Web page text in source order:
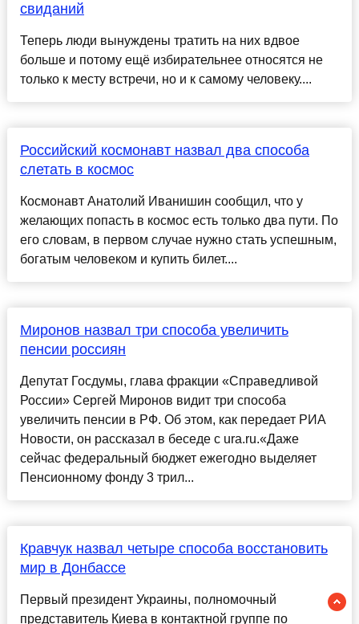
свиданий
Теперь люди вынуждены тратить на них вдвое
больше и потому ещё избирательнее относятся не
только к месту встречи, но и к самому человеку....
Российский космонавт назвал два способа
слетать в космос
Космонавт Анатолий Иванишин сообщил, что у
желающих попасть в космос есть только два пути. По
его словам, в первом случае нужно стать успешным,
богатым человеком и купить билет....
Миронов назвал три способа увеличить
пенсии россиян
Депутат Госдумы, глава фракции «Справедливой
России» Сергей Миронов видит три способа
увеличить пенсии в РФ. Об этом, как передает РИА
Новости, он рассказал в беседе с ura.ru.«Даже
сейчас федеральный бюджет ежегодно выделяет
Пенсионному фонду 3 трил...
Кравчук назвал четыре способа восстановить
мир в Донбассе
Первый президент Украины, полномочный
представитель Киева в контактной группе по